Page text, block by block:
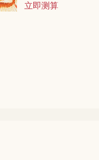
立即测算